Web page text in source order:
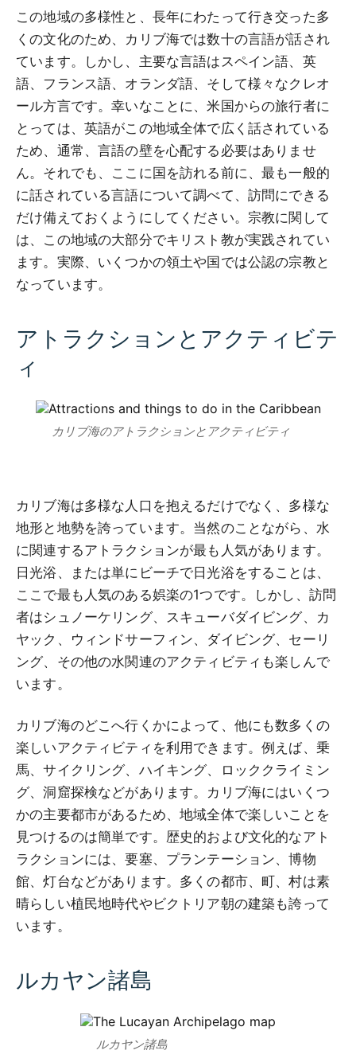
この地域の多様性と、長年にわたって行き交った多
くの文化のため、カリブ海では数十の言語が話され
ています。しかし、主要な言語はスペイン語、英
語、フランス語、オランダ語、そして様々なクレオ
ール方言です。幸いなことに、米国からの旅行者に
とっては、英語がこの地域全体で広く話されている
ため、通常、言語の壁を心配する必要はありませ
ん。それでも、ここに国を訪れる前に、最も一般的
に話されている言語について調べて、訪問にできる
だけ備えておくようにしてください。宗教に関して
は、この地域の大部分でキリスト教が実践されてい
ます。実際、いくつかの領土や国では公認の宗教と
なっています。
アトラクションとアクティビテ
ィ
カリブ海のアトラクションとアクティビティ
カリブ海は多様な人口を抱えるだけでなく、多様な
地形と地勢を誇っています。当然のことながら、水
に関連するアトラクションが最も人気があります。
日光浴、または単にビーチで日光浴をすることは、
ここで最も人気のある娯楽の1つです。しかし、訪問
者はシュノーケリング、スキューバダイビング、カ
ヤック、ウィンドサーフィン、ダイビング、セーリ
ング、その他の水関連のアクティビティも楽しんで
います。
カリブ海のどこへ行くかによって、他にも数多くの
楽しいアクティビティを利用できます。例えば、乗
馬、サイクリング、ハイキング、ロッククライミン
グ、洞窟探検などがあります。カリブ海にはいくつ
かの主要都市があるため、地域全体で楽しいことを
見つけるのは簡単です。歴史的および文化的なアト
ラクションには、要塞、プランテーション、博物
館、灯台などがあります。多くの都市、町、村は素
晴らしい植民地時代やビクトリア朝の建築も誇って
います。
ルカヤン諸島
ルカヤン諸島